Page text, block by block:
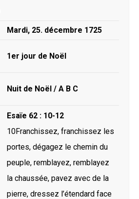
Mardi, 25. décembre 1725
1er jour de Noël
Nuit de Noël / A B C
Esaïe 62 : 10-12
10Franchissez, franchissez les
portes, dégagez le chemin du
peuple, remblayez, remblayez
la chaussée, pavez avec de la
pierre, dressez l’étendard face